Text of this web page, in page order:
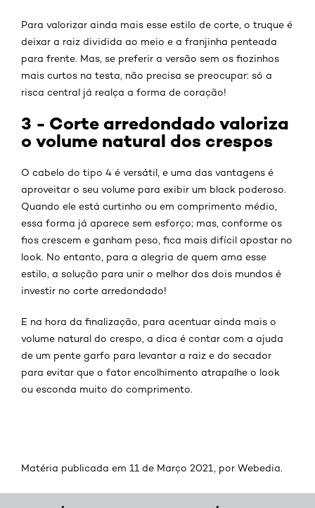
Para valorizar ainda mais esse estilo de corte, o truque é
deixar a raiz dividida ao meio e a franjinha penteada
para frente. Mas, se preferir a versão sem os fiozinhos
mais curtos na testa, não precisa se preocupar: só a
risca central já realça a forma de coração!
3 - Corte arredondado valoriza
o volume natural dos crespos
O cabelo do tipo 4 é versátil, e uma das vantagens é
aproveitar o seu volume para exibir um black poderoso.
Quando ele está curtinho ou em comprimento médio,
essa forma já aparece sem esforço; mas, conforme os
fios crescem e ganham peso, fica mais difícil apostar no
look. No entanto, para a alegria de quem ama esse
estilo, a solução para unir o melhor dos dois mundos é
investir no corte arredondado!
E na hora da finalização, para acentuar ainda mais o
volume natural do crespo, a dica é contar com a ajuda
de um pente garfo para levantar a raiz e do secador
para evitar que o fator encolhimento atrapalhe o look
ou esconda muito do comprimento.
Matéria publicada em 11 de Março 2021, por Webedia.